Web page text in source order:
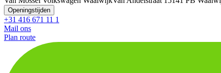
Openingstijden
+31 416 671 11 1
Mail ons
Plan route